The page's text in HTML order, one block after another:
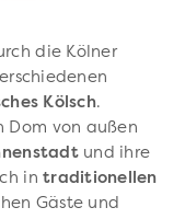
die Kölner
Kölsch.
Dom von außen
und ihre
in traditionellen
Gäste und